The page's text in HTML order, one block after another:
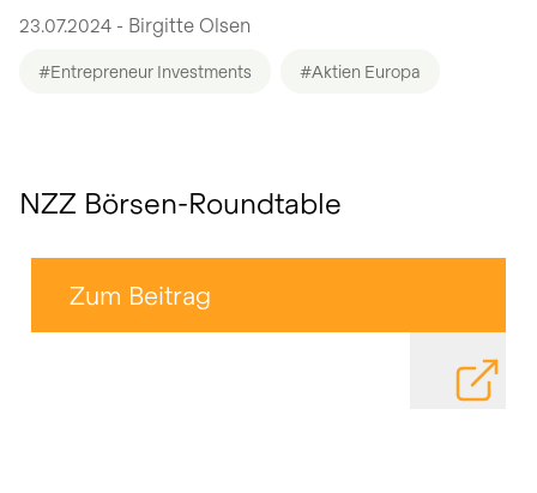
23.07.2024 - Birgitte Olsen
#Entrepreneur Investments #Aktien Europa
NZZ Börsen-Roundtable
Zum Beitrag
DATEI